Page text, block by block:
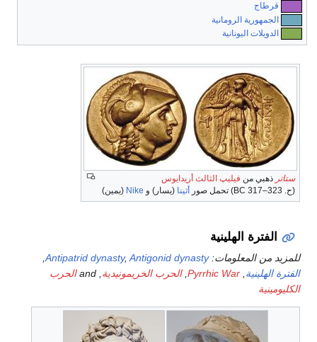
قرطاج
الجمهورية الرومانية
الدويلات اليونانية
ستاتر ذهبي من فيليپ الثالث أريدايوس
(ح ) تحمل صور أثينا (يسار) و Nike (يمين)
الفترة الهلينية
للمزيد من المعلومات: Antipatrid dynasty, Antigonid dynasty
الفترة الهلينية Pyrrhic War
,الحرب الخريمونيدية
الحرب
الكليومينية